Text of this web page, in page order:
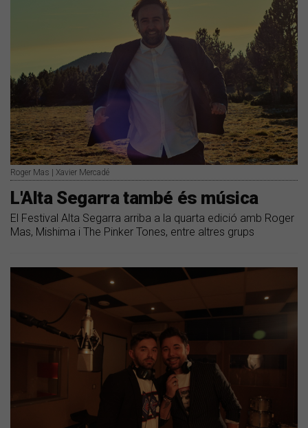
Roger Mas | Xavier Mercadé
L'Alta Segarra també és música
El Festival Alta Segarra arriba a la quarta edició amb Roger
Mas, Mishima i The Pinker Tones, entre altres grups